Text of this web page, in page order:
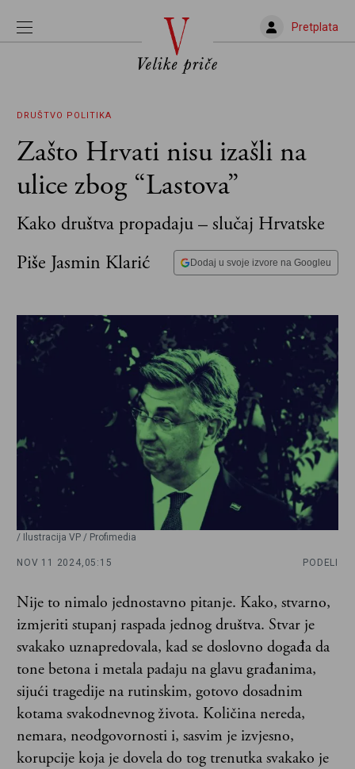
Pretplata
DRUŠTVO POLITIKA
Zašto Hrvati nisu izašli na
ulice zbog “Lastova”
Kako društva propadaju – slučaj Hrvatske
Piše Jasmin Klarić
Dodaj u svoje izvore na Googleu
/ Ilustracija VP / Profimedia
NOV 11 2024, 05:15 PODELI
Nije to nimalo jednostavno pitanje. Kako, stvarno,
izmjeriti stupanj raspada jednog društva. Stvar je
svakako uznapredovala, kad se doslovno događa da
tone betona i metala padaju na glavu građanima,
sijući tragedije na rutinskim, gotovo dosadnim
kotama svakodnevnog života. Količina nereda,
nemara, neodgovornosti i, sasvim je izvjesno,
korupcije koja je dovela do tog trenutka svakako je